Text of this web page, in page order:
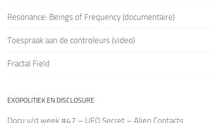
Resonance: Beings of Frequency (documentaire)
Toespraak aan de controleurs (video)
Fractal Field
EXOPOLITIEK EN DISCLOSURE
Docu v/d week #47 – UFO Secret – Alien Contacts